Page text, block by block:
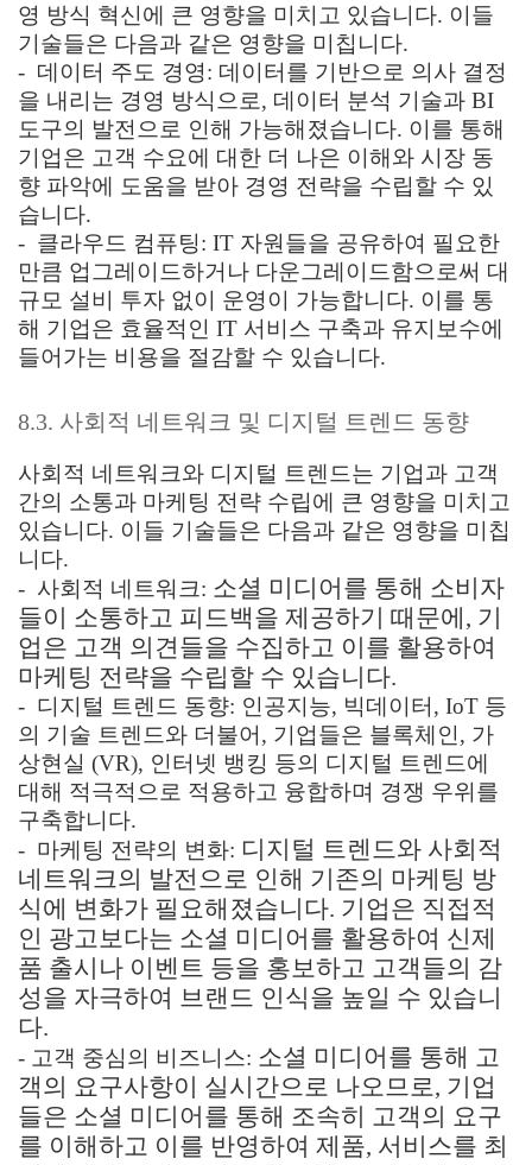
영 방식 혁신에 큰 영향을 미치고 있습니다. 이들
기술들은 다음과 같은 영향을 미칩니다.
- 데이터 주도 경영: 데이터를 기반으로 의사 결정
을 내리는 경영 방식으로, 데이터 분석 기술과 BI
도구의 발전으로 인해 가능해졌습니다. 이를 통해
기업은 고객 수요에 대한 더 나은 이해와 시장 동
향 파악에 도움을 받아 경영 전략을 수립할 수 있
습니다.
- 클라우드 컴퓨팅: IT 자원들을 공유하여 필요한
만큼 업그레이드하거나 다운그레이드함으로써 대
규모 설비 투자 없이 운영이 가능합니다. 이를 통
해 기업은 효율적인 IT 서비스 구축과 유지보수에
들어가는 비용을 절감할 수 있습니다.
8.3. 사회적 네트워크 및 디지털 트렌드 동향
사회적 네트워크와 디지털 트렌드는 기업과 고객
간의 소통과 마케팅 전략 수립에 큰 영향을 미치고
있습니다. 이들 기술들은 다음과 같은 영향을 미칩
니다.
- 사회적 네트워크: 소셜 미디어를 통해 소비자
들이 소통하고 피드백을 제공하기 때문에, 기
업은 고객 의견들을 수집하고 이를 활용하여
마케팅 전략을 수립할 수 있습니다.
- 디지털 트렌드 동향: 인공지능, 빅데이터, IoT 등
의 기술 트렌드와 더불어, 기업들은 블록체인, 가
상현실 (VR), 인터넷 뱅킹 등의 디지털 트렌드에
대해 적극적으로 적용하고 융합하며 경쟁 우위를
구축합니다.
- 마케팅 전략의 변화: 디지털 트렌드와 사회적
네트워크의 발전으로 인해 기존의 마케팅 방
식에 변화가 필요해졌습니다. 기업은 직접적
인 광고보다는 소셜 미디어를 활용하여 신제
품 출시나 이벤트 등을 홍보하고 고객들의 감
성을 자극하여 브랜드 인식을 높일 수 있습니
다.
- 고객 중심의 비즈니스: 소셜 미디어를 통해 고
객의 요구사항이 실시간으로 나오므로, 기업
들은 소셜 미디어를 통해 조속히 고객의 요구
를 이해하고 이를 반영하여 제품, 서비스를 최